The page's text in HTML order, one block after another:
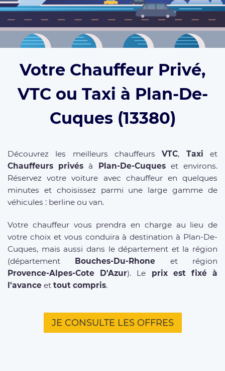
Votre Chauffeur Privé,
VTC ou Taxi à Plan-De-
Cuques (13380)
Découvrez les meilleurs chauffeursVTC, Taxi et
Chauffeurs privés à Plan-De-Cuqueset environs.
Réservez votre voiture avec chauffeur en quelques
minutes et choisissez parmi une large gamme de
véhicules : berline ou van.
Votre chauffeur vous prendra en charge au lieu de
votre choix et vous conduira à destination à Plan-De-
Cuques, mais aussi dans le département et la région
(département
Bouches-Du-Rhone et région
Provence-Alpes-Cote D'Azur). Le prix est fixé à
l'avance et tout compris.
JE CONSULTE LES OFFRES